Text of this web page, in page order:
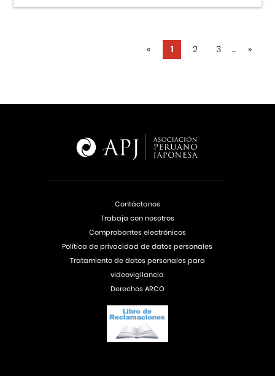
« 1 2 3 ... »
Contáctanos
Trabaja con nosotros
Comprobantes electrónicos
Política de privacidad de datos personales
Tratamiento de datos personales para
videovigilancia
Derechos ARCO